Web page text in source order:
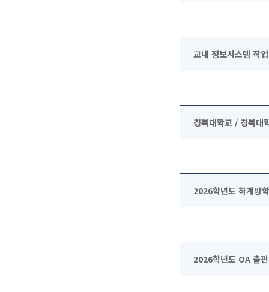
교내 정보시스템 작
경북대학교 / 경북대
2026학년도 하계방
2026학년도 OA 출